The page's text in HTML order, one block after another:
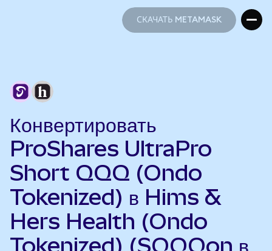
СКАЧАТЬ METAMASK
Конвертировать
ProShares UltraPro
Short QQQ (Ondo
Tokenized) в Hims &
Hers Health (Ondo
Tokenized) (SQQQon в